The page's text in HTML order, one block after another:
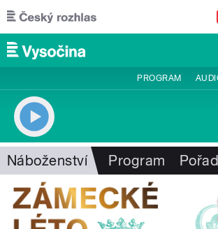
Přejít k hlavnímu obsahu
PROGRAM
Náboženství Program